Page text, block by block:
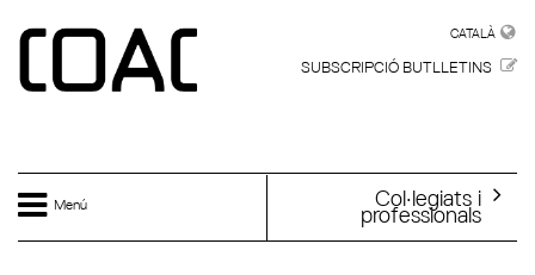
CATALÀ
SUBSCRIPCIÓ BUTLLETINS
Menú Col·legiats i
professionals